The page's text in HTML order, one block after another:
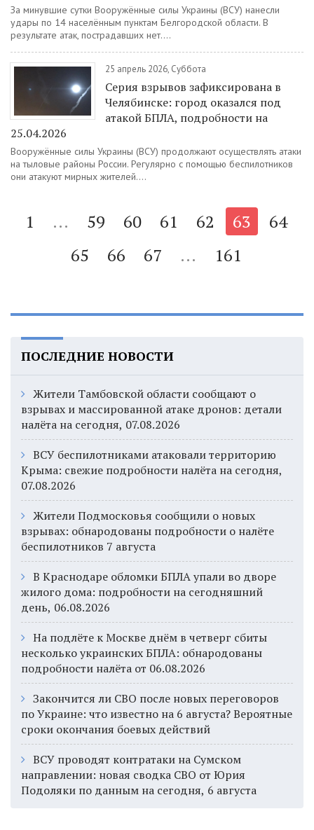
За минувшие сутки Вооружённые силы Украины (ВСУ) нанесли
удары по 14 населённым пунктам Белгородской области. В
результате атак, пострадавших нет....
25 апрель 2026, Суббота
Серия взрывов зафиксирована в
Челябинске: город оказался под
атакой БПЛА, подробности на
25.04.2026
Вооружённые силы Украины (ВСУ) продолжают осуществлять атаки
на тыловые районы России. Регулярно с помощью беспилотников
они атакуют мирных жителей....
1 ... 59 60 61 62 63
64
65
66 67 ... 161
ПОСЛЕДНИЕ НОВОСТИ
Жители Тамбовской области сообщают о
взрывах и массированной атаке дронов: детали
налёта на сегодня, 07.08.2026
ВСУ беспилотниками атаковали территорию
Крыма: свежие подробности налёта на сегодня,
07.08.2026
Жители Подмосковья сообщили о новых
взрывах: обнародованы подробности о налёте
беспилотников 7 августа
В Краснодаре обломки БПЛА упали во дворе
жилого дома: подробности на сегодняшний
день, 06.08.2026
На подлёте к Москве днём в четверг сбиты
несколько украинских БПЛА: обнародованы
подробности налёта от 06.08.2026
Закончится ли СВО после новых переговоров
по Украине: что известно на 6 августа? Вероятные
сроки окончания боевых действий
ВСУ проводят контратаки на Сумском
направлении: новая сводка СВО от Юрия
Подоляки по данным на сегодня, 6 августа